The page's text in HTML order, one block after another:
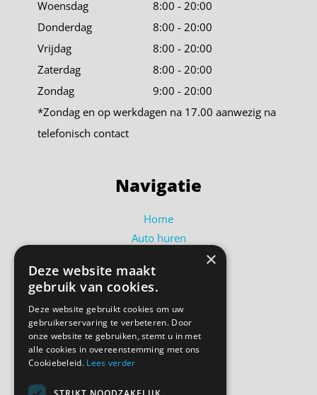
Woensdag
8:00 - 20:00
Donderdag
8:00 - 20:00
Vrijdag
8:00 - 20:00
Zaterdag
8:00 - 20:00
Zondag
9:00 - 20:00
*Zondag en op werkdagen na 17.00 aanwezig na
telefonisch contact
Navigatie
Home
Auto huren
Shortlease
Over ons
Contact
Bel ons
Volg ons
×
Deze website maakt
gebruik van cookies.
Deze website gebruikt cookies om uw
gebruikerservaring te verbeteren. Door
onze website te gebruiken, stemt u in met
alle cookies in overeenstemming met ons
Cookiebeleid. Lees verder